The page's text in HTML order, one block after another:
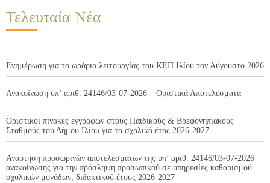
Τελευταία Νέα
Ενημέρωση για το ωράριο λειτουργίας του ΚΕΠ Ιλίου τον Αύγουστο 2026
Ανακοίνωση υπ’ αριθ. 24146/03-07-2026 – Οριστικά Αποτελέσματα
Οριστικοί πίνακες εγγραφών στους Παιδικούς & Βρεφονηπιακούς
Σταθμούς του Δήμου Ιλίου για το σχολικό έτος 2026-2027
Ανάρτηση προσωρινών αποτελεσμάτων της υπ’ αριθ. 24146/03-07-2026
ανακοίνωσης για την πρόσληψη προσωπικού σε υπηρεσίες καθαρισμού
σχολικών μονάδων, διδακτικού έτους 2026-2027